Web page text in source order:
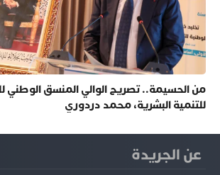
من الحسيمة.. تصريح الوالي المنسق الوطني
للتنمية البشرية، محمد دردوري
عن الجريدة